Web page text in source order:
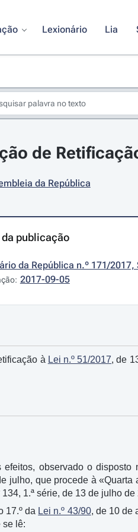
Lexionário Lia
de
da República
publicação
da República n.º 171/
2017-09-05
à Lei n.º 51/2017, de
efeitos, observado o
julho, que procede à «Quarta
1.ª série, de 13 de julho
17.º da Lei n.º 43/90, de 10 de
se lê: